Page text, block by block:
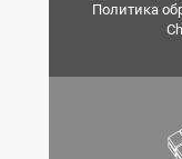
Политика